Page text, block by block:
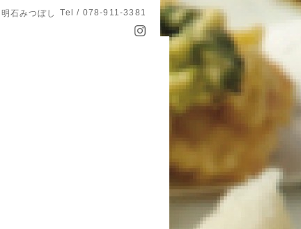
明石みつぼし Tel / 078-911-3381